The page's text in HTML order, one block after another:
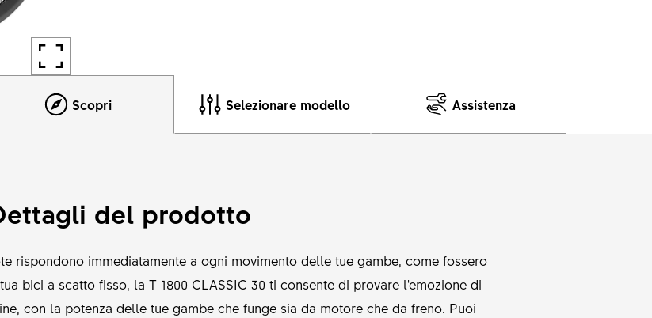
Scopri Selezionare modello Assistenza
del prodotto
rispondono immediatamente a ogni movimento delle tue gambe, come fossero
bici a scatto fisso, la T 1800 CLASSIC 30 ti consente di provare l'emozione di
con la potenza delle tue gambe che funge sia da motore che da freno. Puoi